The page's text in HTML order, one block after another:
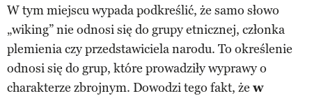
W tym miejscu wypada podkreślić, że samo słowo
„wiking” nie odnosi się do grupy etnicznej, członka
plemienia czy przedstawiciela narodu. To określenie
odnosi się do grup, które prowadziły wyprawy o
charakterze zbrojnym. Dowodzi tego fakt, że w